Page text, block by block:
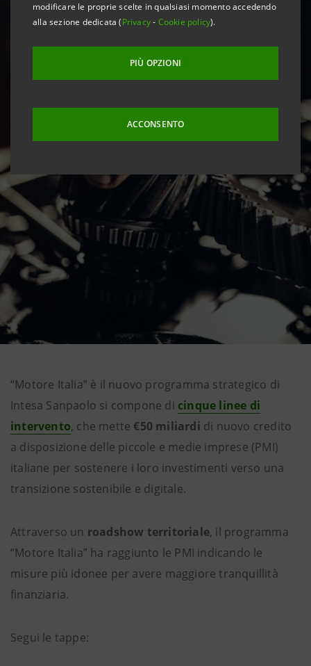
modificare le proprie scelte in qualsiasi momento accedendo
alla sezione dedicata (Privacy- Cookie policy).
PIÙ OPZIONI
ACCONSENTO
“Motore Italia” è il nuovo programma strategico di
Intesa Sanpaolo si compone di cinque linee di
intervento, che mette €50 miliardi di nuovo credito
a disposizione delle piccole e medie imprese (PMI)
italiane per sostenere i loro investimenti verso una
transizione sostenibile e digitale.
Attraverso un roadshow territoriale, il programma
“Motore Italia” ha raggiunto le PMI indicando le
misure più idonee per avere maggiore tranquillità
finanziaria.
Segui le tappe: